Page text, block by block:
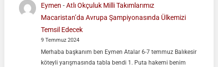
Eymen -Atlı Okçuluk Milli Takımlarımız
Macaristan’da Avrupa Şampiyonasında Ülkemizi
Temsil Edecek
9 Temmuz 2024
Merhaba başkanım ben Eymen Atalar 6-7 temmuz Balıkesir
köteyli yarışmasında tabla bendi 1. Puta hakemi benim